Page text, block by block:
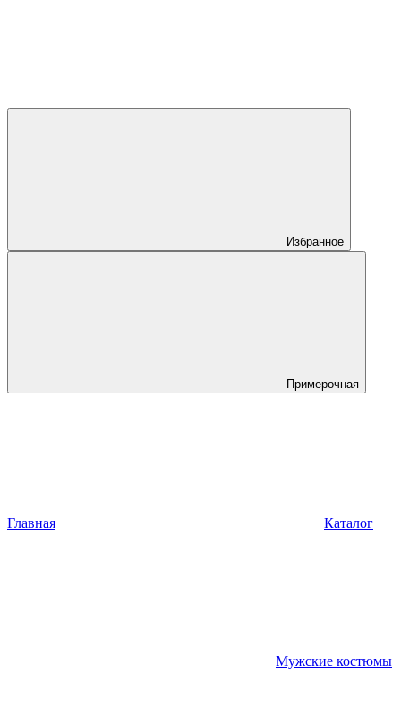
Избранное
Примерочная
Главная Каталог
Мужские костюмы